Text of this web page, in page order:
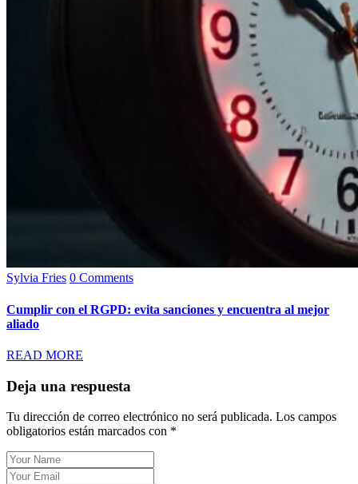
Sylvia Fries 0 Comments
Cumplir con el RGPD: evita sanciones y encuentra al mejor
aliado
READ MORE
Deja una respuesta
Tu dirección de correo electrónico no será publicada. Los campos
obligatorios están marcados con *